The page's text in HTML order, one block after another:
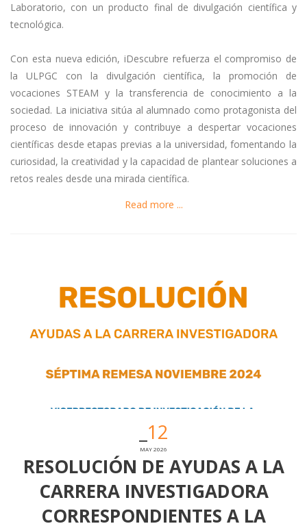
Laboratorio, con un producto final de divulgación científica y
tecnológica.
Con esta nueva edición, iDescubre refuerza el compromiso de
la ULPGC con la divulgación científica, la promoción de
vocaciones STEAM y la transferencia de conocimiento a la
sociedad. La iniciativa sitúa al alumnado como protagonista del
proceso de innovación y contribuye a despertar vocaciones
científicas desde etapas previas a la universidad, fomentando la
curiosidad, la creatividad y la capacidad de plantear soluciones a
retos reales desde una mirada científica.
Read more ...
12
MAY 2026
RESOLUCIÓN DE AYUDAS A LA
CARRERA INVESTIGADORA
CORRESPONDIENTES A LA